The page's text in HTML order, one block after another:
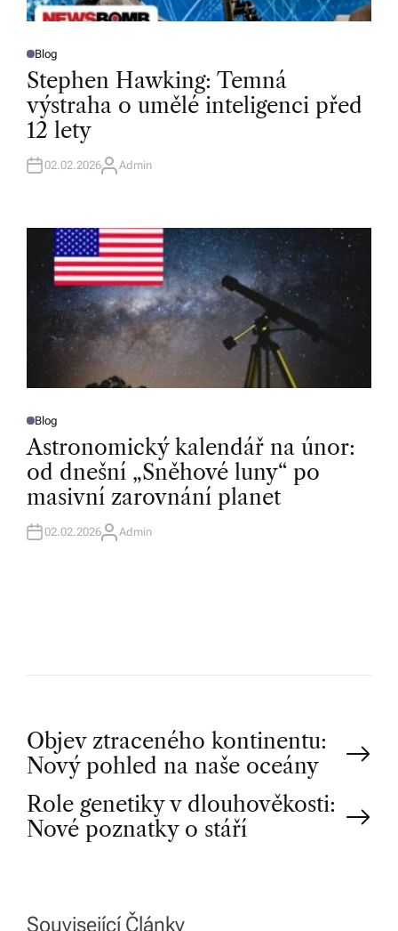
P
O
S
E
D
I
N
Blog
Stephen Hawking: Temná
výstraha o umělé inteligenci před
12 lety
02.02.2026A
R
Admin
P
S
E
D
I
N
Blog
Astronomický kalendář na únor:
od dnešní „Sněhové luny“ po
masivní zarovnání planet
02.02.2026A
Admin
P
o
s
Objev ztraceného kontinentu:
Nový pohled na naše oceány
Role genetiky v dlouhověkosti:
Nové poznatky o stáří
Související Články